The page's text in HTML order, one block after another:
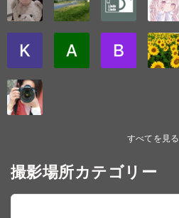
すべてを見る
撮影場所カテゴリー